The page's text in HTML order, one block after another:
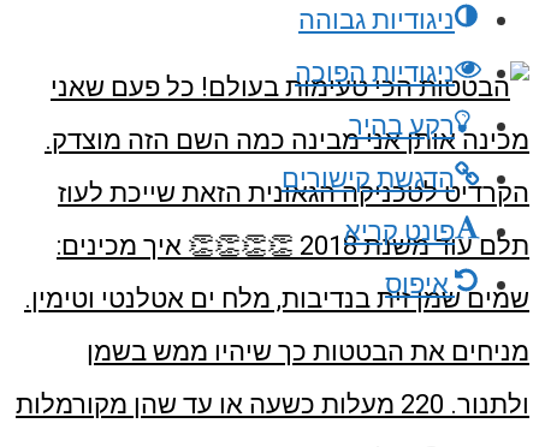
ניגודיות גבוהה
ניגודיות הפוכה
רקע בהיר
הדגשת קישורים
פונט קריא
איפוס